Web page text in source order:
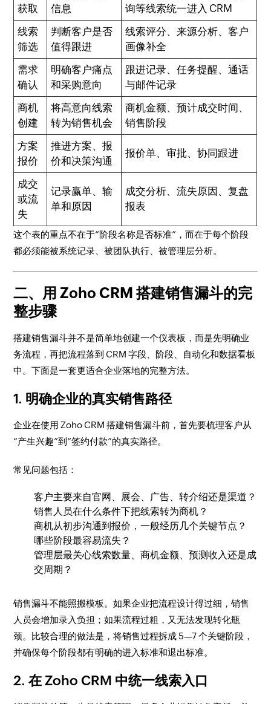
获取
信息
询等线索统一进入 CRM
线索
筛选
判断客户是否
值得跟进
线索评分、来源分析、客户
画像补全
需求
确认
明确客户痛点
和采购意向
跟进记录、任务提醒、通话
与邮件记录
商机
创建
将高意向线索
转为销售机会
商机金额、预计成交时间、
销售阶段
方案
报价
推进方案、报
价和决策沟通
报价单、审批、协同跟进
成交
或流
失
记录赢单、输
单和原因
成交分析、流失原因、复盘
报表
这个表的重点不在于“阶段名称是否标准”，而在于每个阶段
都必须能被系统记录、被团队执行、被管理层分析。
二、用 Zoho CRM 搭建销售漏斗的完
整步骤
搭建销售漏斗并不是简单地创建一个仪表板，而是先明确业
务流程，再把流程落到 CRM 字段、阶段、自动化和数据看板
中。下面是一套更适合企业落地的完整方法。
1. 明确企业的真实销售路径
企业在使用 Zoho CRM 搭建销售漏斗前，首先要梳理客户从
“产生兴趣”到“签约付款”的真实路径。
常见问题包括：
客户主要来自官网、展会、广告、转介绍还是渠道？
销售人员在什么条件下把线索转为商机？
商机从初步沟通到报价，一般经历几个关键节点？
哪些阶段最容易流失？
管理层最关心线索数量、商机金额、预测收入还是成
交周期？
销售漏斗不能照搬模板。如果企业把流程设计得过细，销售
人员会增加录入负担；如果流程过粗，又无法发现转化瓶
颈。比较合理的做法是，将销售过程拆成 5—7 个关键阶段，
并确保每个阶段都有明确的进入标准和退出标准。
2. 在 Zoho CRM 中统一线索入口